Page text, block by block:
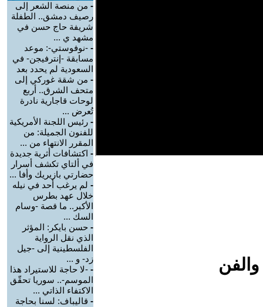
- من منصة الشعر إلى
رصيف دمشق.. الطفلة
شريفة حاج حسن في
مشهد ي ...
- -نوفوستي-: موعد
مسابقة -إنترفيجن- في
السعودية لم يحدد بعد
- من شقة غوركي إلى
متحف الشرق.. أربع
لوحات قاجارية نادرة
تُعرض ...
- رئيس اللجنة الأمريكية
للفنون الجميلة: من
المقرر الانتهاء من ...
- اكتشافات أثرية جديدة
في ألتاي تكشف أسرار
حضارتي بازيريك وأفا ...
- لم يرغب أحد في نيله
خلال عهد بطرس
الأكبر.. ما قصة -وسام
السك ...
- حسن بايكر: المؤثر
الذي نقل الرواية
الفلسطينية إلى -جيل
زد- و ...
- -لا حاجة للاستيراد هذا
الموسم-.. سوريا تحقّق
الاكتفاء الذاتي ...
- قاليباف: لسنا بحاجة